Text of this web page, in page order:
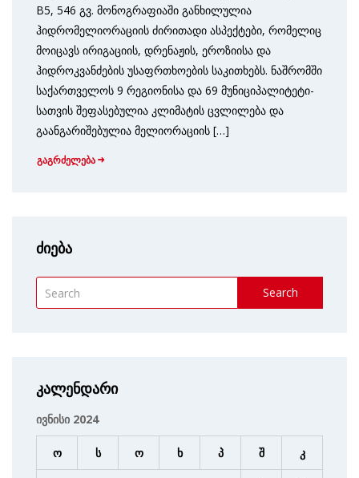
B5, 546 გვ. მონოგრაფიაში განხილულია
ჰიდრომელიორაციის ძირითადი ასპექტები, რომელიც
მოიცავს ირიგაციის, დრენაჟის, ეროზიისა და
ჰიდროკვანძების უსაფრთხოების საკით­ხებს. ნაშრომში
საქართველოს 9 რეგიონისა და 69 მუნიციპალიტეტი­
სათვის შეფასებულია კლიმატის ცვლილება და
გაანგარიშებულია მელიორაციის […]
გაგრძელება
ძიება
Search
კალენდარი
ივნისი 2024
ო ს ო ხ პ შ კ